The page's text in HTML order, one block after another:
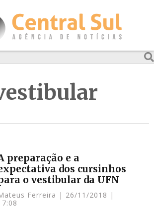
preparação e a
dos cursinhos
o vestibular da UFN
Ferreira
26/11/2018